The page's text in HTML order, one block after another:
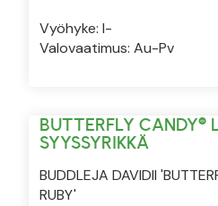
Vyöhyke: I-
Valovaatimus: Au-Pv
BUTTERFLY CANDY®
SYYSSYRIKKÄ
BUDDLEJA DAVIDII
RUBY'